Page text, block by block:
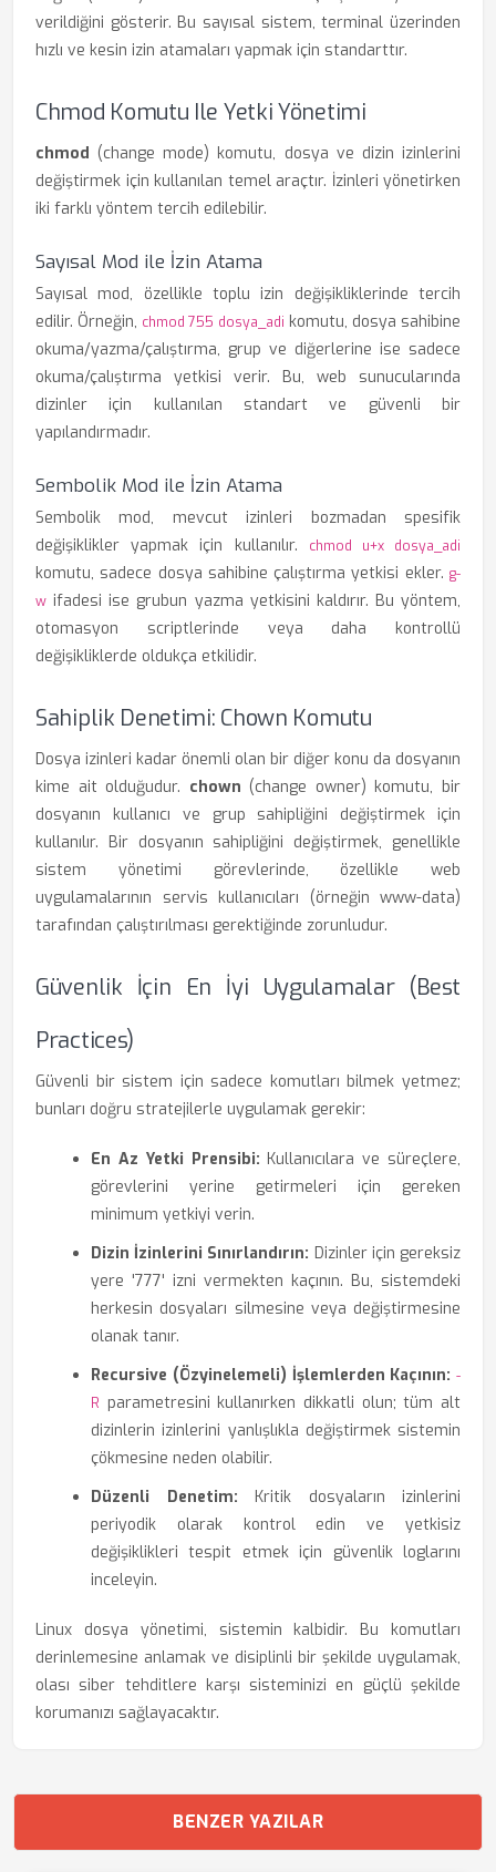
verildiğini gösterir. Bu sayısal sistem, terminal üzerinden
hızlı ve kesin izin atamaları yapmak için standarttır.
Chmod Komutu Ile Yetki Yönetimi
chmod (change mode) komutu, dosya ve dizin izinlerini
değiştirmek için kullanılan temel araçtır. İzinleri yönetirken
iki farklı yöntem tercih edilebilir.
Sayısal Mod ile İzin Atama
Sayısal mod, özellikle toplu izin değişikliklerinde tercih
edilir. Örneğin, chmod 755 dosya_adi komutu, dosya sahibine
okuma/yazma/çalıştırma, grup ve diğerlerine ise sadece
okuma/çalıştırma yetkisi verir. Bu, web sunucularında
dizinler için kullanılan standart ve güvenli bir
yapılandırmadır.
Sembolik Mod ile İzin Atama
Sembolik mod, mevcut izinleri bozmadan spesifik
değişiklikler yapmak için kullanılır.
chmod u+x dosya_adi
komutu, sadece dosya sahibine çalıştırma yetkisi ekler. g-
w ifadesi ise grubun yazma yetkisini kaldırır. Bu yöntem,
otomasyon scriptlerinde veya daha kontrollü
değişikliklerde oldukça etkilidir.
Sahiplik Denetimi: Chown Komutu
Dosya izinleri kadar önemli olan bir diğer konu da dosyanın
kime ait olduğudur. chown (change owner) komutu, bir
dosyanın kullanıcı ve grup sahipliğini değiştirmek için
kullanılır. Bir dosyanın sahipliğini değiştirmek, genellikle
sistem yönetimi görevlerinde, özellikle web
uygulamalarının servis kullanıcıları (örneğin www-data)
tarafından çalıştırılması gerektiğinde zorunludur.
Güvenlik İçin En İyi Uygulamalar (Best
Practices)
Güvenli bir sistem için sadece komutları bilmek yetmez;
bunları doğru stratejilerle uygulamak gerekir:
En Az Yetki Prensibi: Kullanıcılara ve süreçlere,
görevlerini yerine getirmeleri için gereken
minimum yetkiyi verin.
Dizin İzinlerini Sınırlandırın: Dizinler için gereksiz
yere '777' izni vermekten kaçının. Bu, sistemdeki
herkesin dosyaları silmesine veya değiştirmesine
olanak tanır.
Recursive (Özyinelemeli) İşlemlerden Kaçının: -
R parametresini kullanırken dikkatli olun; tüm alt
dizinlerin izinlerini yanlışlıkla değiştirmek sistemin
çökmesine neden olabilir.
Düzenli Denetim: Kritik dosyaların izinlerini
periyodik olarak kontrol edin ve yetkisiz
değişiklikleri tespit etmek için güvenlik loglarını
inceleyin.
Linux dosya yönetimi, sistemin kalbidir. Bu komutları
derinlemesine anlamak ve disiplinli bir şekilde uygulamak,
olası siber tehditlere karşı sisteminizi en güçlü şekilde
korumanızı sağlayacaktır.
BENZER YAZILAR